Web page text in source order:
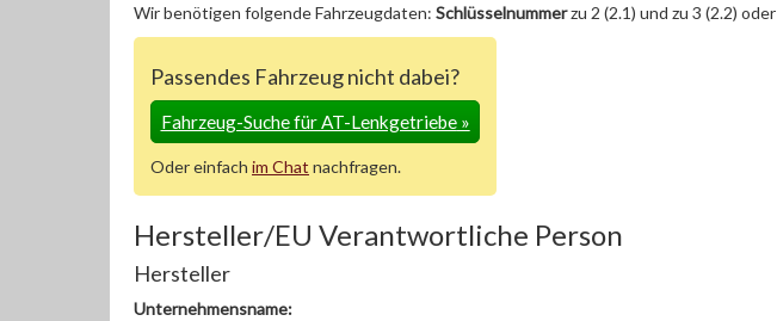
Wir benötigen folgende Fahrzeugdaten: Schlüsselnummerzu 2 (2.1) und zu 3 (2.2) oder
Passendes Fahrzeug nicht dabei?
Fahrzeug-Suche für AT-Lenkgetriebe»
Oder einfach im Chat nachfragen.
Hersteller/EU Verantwortliche Person
Hersteller
Unternehmensname: